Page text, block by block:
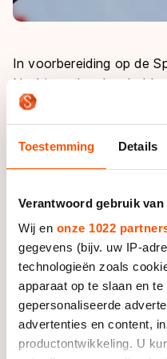
Toestemming Details
Verantwoord gebruik van
Wij en onze 1022
gegevens (bijv. uw IP-
technologieën zoals
apparaat op te slaan en
gepersonaliseerde
advertenties en content,
productontwikkeling. U
In voorbereiding op de
Nesbitt geleerd te
jaar geleden. "Mijn
anders dan destijds."
niet meer zo jong. In
druk. Nu heb ik een
In een interview legde
geleden al eens uit
terugkeek naar de
feit dat ze daar wel
heb geen moment van